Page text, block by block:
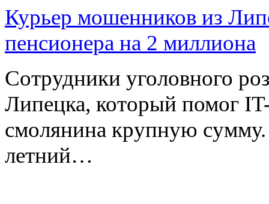
Курьер мошенников из
пенсионера на 2 миллиона
Сотрудники уголовного
Липецка, который помог
смолянина крупную
летний…